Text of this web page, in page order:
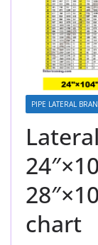
PIPE LATERAL
chart